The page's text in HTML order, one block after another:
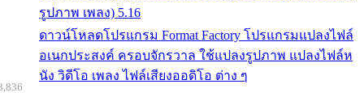
รูปภาพ เพลง) 5.16
ดาวน์โหลดโปรแกรม Format Factory โปรแกรมแปลงไฟล์
อเนกประสงค์ ครอบจักรวาล ใช้แปลงรูปภาพ แปลงไฟล์ห
นัง วิดีโอ เพลง ไฟล์เสียงออดิโอ ต่าง ๆ